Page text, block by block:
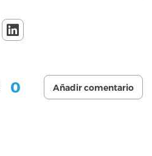
0 Añadir comentario